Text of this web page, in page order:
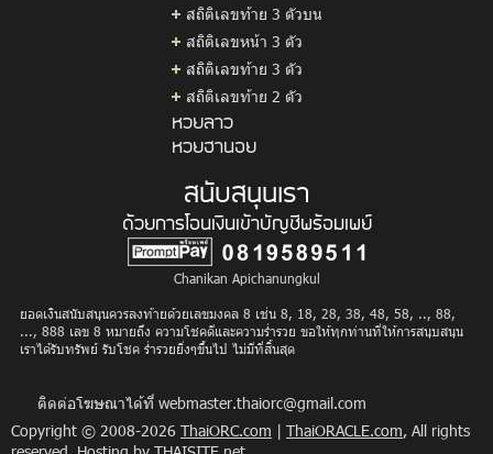
สถิติเลขท้าย 3 ตัวบน
สถิติเลขหน้า 3 ตัว
สถิติเลขท้าย 3 ตัว
สถิติเลขท้าย 2 ตัว
หวยลาว
หวยฮานอย
สนับสนุนเรา
ด้วยการโอนเงินเข้าบัญชีพร้อมเพย์
Chanikan Apichanungkul
ยอดเงินสนับสนุนควรลงท้ายด้วยเลขมงคล 8 เช่น 8, 18, 28, 38, 48, 58, .., 88,
..., 888 เลข 8 หมายถึง ความโชคดีและความร่ำรวย ขอให้ทุกท่านที่ให้การสนุบสนุน
เราได้รับทรัพย์ รับโชค ร่ำรวยยิ่งๆขึ้นไป ไม่มีที่สิ้นสุด
ติดต่อโฆษณาได้ที่ webmaster.thaiorc@gmail.com
Copyright © 2008-2026 ThaiORC.com | ThaiORACLE.com, All rights